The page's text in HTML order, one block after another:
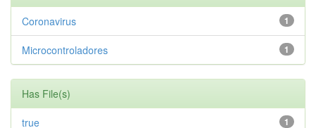
1
Coronavirus
1
Microcontroladores
Has File(s)
1
true